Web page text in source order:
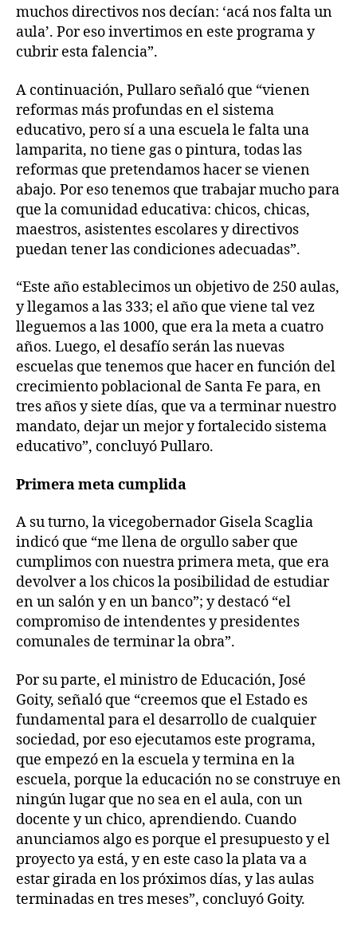
muchos directivos nos decían: ‘acá nos falta un
aula’. Por eso invertimos en este programa y
cubrir esta falencia”.
A continuación, Pullaro señaló que “vienen
reformas más profundas en el sistema
educativo, pero sí a una escuela le falta una
lamparita, no tiene gas o pintura, todas las
reformas que pretendamos hacer se vienen
abajo. Por eso tenemos que trabajar mucho para
que la comunidad educativa: chicos, chicas,
maestros, asistentes escolares y directivos
puedan tener las condiciones adecuadas”.
“Este año establecimos un objetivo de 250 aulas,
y llegamos a las 333; el año que viene tal vez
lleguemos a las 1000, que era la meta a cuatro
años. Luego, el desafío serán las nuevas
escuelas que tenemos que hacer en función del
crecimiento poblacional de Santa Fe para, en
tres años y siete días, que va a terminar nuestro
mandato, dejar un mejor y fortalecido sistema
educativo”, concluyó Pullaro.
Primera meta cumplida
A su turno, la vicegobernador Gisela Scaglia
indicó que “me llena de orgullo saber que
cumplimos con nuestra primera meta, que era
devolver a los chicos la posibilidad de estudiar
en un salón y en un banco”; y destacó “el
compromiso de intendentes y presidentes
comunales de terminar la obra”.
Por su parte, el ministro de Educación, José
Goity, señaló que “creemos que el Estado es
fundamental para el desarrollo de cualquier
sociedad, por eso ejecutamos este programa,
que empezó en la escuela y termina en la
escuela, porque la educación no se construye en
ningún lugar que no sea en el aula, con un
docente y un chico, aprendiendo. Cuando
anunciamos algo es porque el presupuesto y el
proyecto ya está, y en este caso la plata va a
estar girada en los próximos días, y las aulas
terminadas en tres meses”, concluyó Goity.